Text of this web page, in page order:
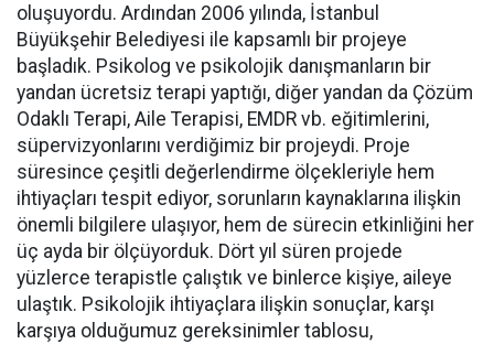
oluşuyordu. Ardından 2006 yılında, İstanbul
Büyükşehir Belediyesi ile kapsamlı bir projeye
başladık. Psikolog ve psikolojik danışmanların bir
yandan ücretsiz terapi yaptığı, diğer yandan da Çözüm
Odaklı Terapi, Aile Terapisi, EMDR vb. eğitimlerini,
süpervizyonlarını verdiğimiz bir projeydi. Proje
süresince çeşitli değerlendirme ölçekleriyle hem
ihtiyaçları tespit ediyor, sorunların kaynaklarına ilişkin
önemli bilgilere ulaşıyor, hem de sürecin etkinliğini her
üç ayda bir ölçüyorduk. Dört yıl süren projede
yüzlerce terapistle çalıştık ve binlerce kişiye, aileye
ulaştık. Psikolojik ihtiyaçlara ilişkin sonuçlar, karşı
karşıya olduğumuz gereksinimler tablosu,